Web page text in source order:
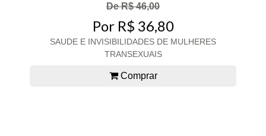
De R$ 46,00
Por R$ 36,80
SAUDE E INVISIBILIDADES DE MULHERES
TRANSEXUAIS
Comprar